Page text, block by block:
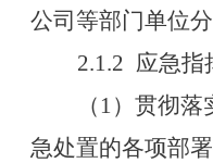
公司等部门单位
2.1.2 应急指
（ 1）贯彻落
急处置的各项部